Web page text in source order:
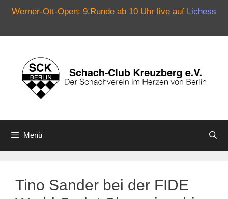
Werner-Ott-Open: 9.Runde ab 10 Uhr live auf Lichess
springen
Menü
Tino Sander bei der FIDE